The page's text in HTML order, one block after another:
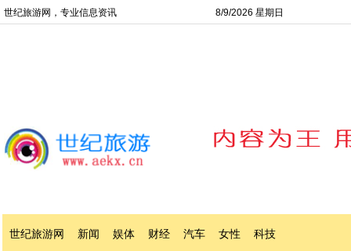
世纪旅游网，专业信息资讯 8/9/2026 星期日
世纪旅游网 新闻 娱体 财经 汽车 女性 科技